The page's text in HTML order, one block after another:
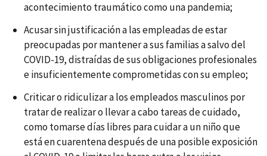
acontecimiento traumático como una pandemia;
Acusar sin justificación a las empleadas de estar
preocupadas por mantener a sus familias a salvo del
COVID-19, distraídas de sus obligaciones profesionales
e insuficientemente comprometidas con su empleo;
Criticar o ridiculizar a los empleados masculinos por
tratar de realizar o llevar a cabo tareas de cuidado,
como tomarse días libres para cuidar a un niño que
está en cuarentena después de una posible exposición